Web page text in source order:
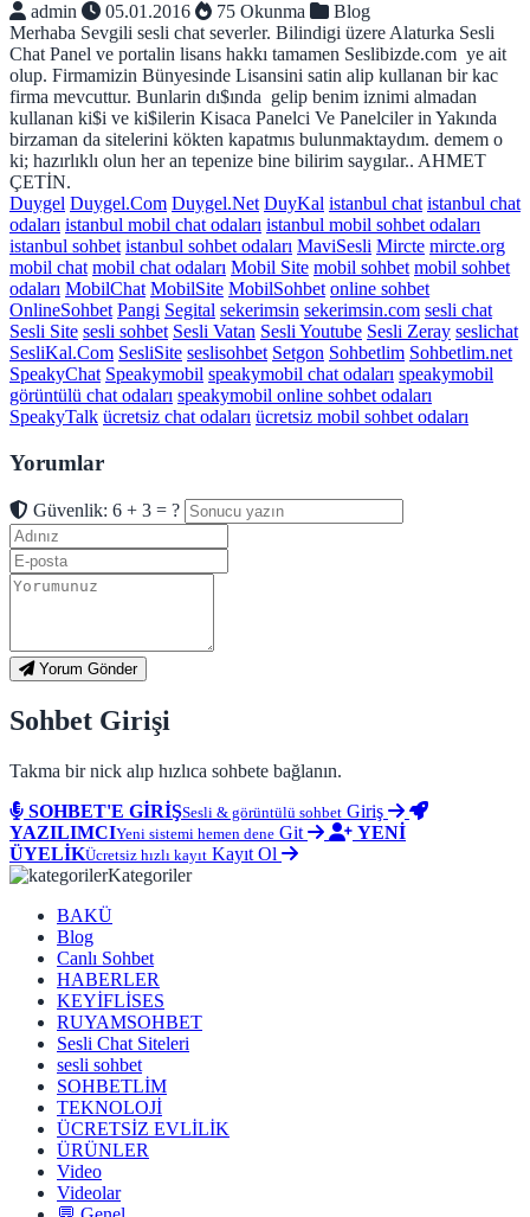
admin
05.01.2016 75 Okunma
Blog
Merhaba Sevgili sesli chat severler. Bilindigi üzere Alaturka Sesli
Chat Panel ve portalin lisans hakkı tamamen Seslibizde.com ye ait
olup. Firmamizin Bünyesinde Lisansini satin alip kullanan bir kac
firma mevcuttur. Bunlarin dı$ında gelip benim iznimi almadan
kullanan ki$i ve ki$ilerin Kisaca Panelci Ve Panelciler in Yakında
birzaman da sitelerini kökten kapatmıs bulunmaktaydım. demem o
ki; hazırlıklı olun her an tepenize bine bilirim saygılar.. AHMET
ÇETİN.
Duygel Duygel.Com Duygel.Net DuyKal istanbul chat istanbul chat
odaları istanbul mobil chat odaları istanbul mobil sohbet odaları
istanbul sohbet istanbul sohbet odaları MaviSesli Mircte mircte.org
mobil chat mobil chat odaları Mobil Site mobil sohbet mobil sohbet
odaları MobilChat MobilSite MobilSohbet online sohbet
OnlineSohbet Pangi Segital sekerimsin sekerimsin.com sesli chat
Sesli Site sesli sohbet Sesli Vatan Sesli Youtube Sesli Zeray seslichat
SesliKal.Com SesliSite seslisohbet Setgon Sohbetlim Sohbetlim.net
SpeakyChat Speakymobil speakymobil chat odaları speakymobil
görüntülü chat odaları speakymobil online sohbet odaları
SpeakyTalk ücretsiz chat odaları ücretsiz mobil sohbet odaları
Yorumlar
Güvenlik: 6 + 3 = ?
Yorum Gönder
Sohbet Girişi
Takma bir nick alıp hızlıca sohbete bağlanın.
SOHBET'E GİRİŞSesli & görüntülü sohbet Giriş
YAZILIMCIYeni sistemi hemen dene Git
YENİ
ÜYELİKÜcretsiz hızlı kayıt Kayıt Ol
Kategoriler
BAKÜ
Blog
Canlı Sohbet
HABERLER
KEYİFLİSES
RUYAMSOHBET
Sesli Chat Siteleri
sesli sohbet
SOHBETLİM
TEKNOLOJİ
ÜCRETSİZ EVLİLİK
ÜRÜNLER
Video
Videolar